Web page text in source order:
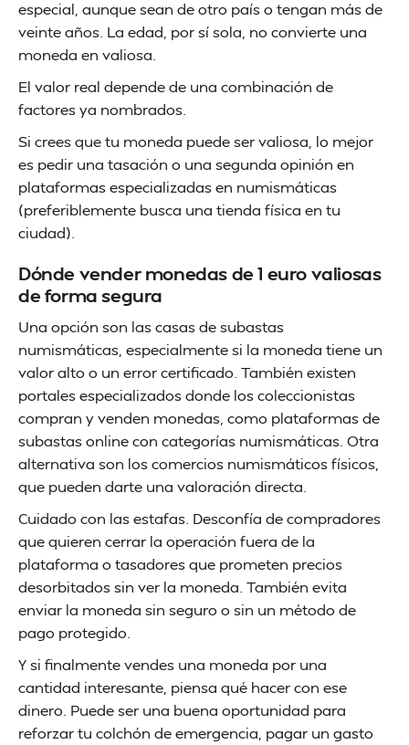
especial, aunque sean de otro país o tengan más de
veinte años. La edad, por sí sola, no convierte una
moneda en valiosa.
El valor real depende de una combinación de
factores ya nombrados.
Si crees que tu moneda puede ser valiosa, lo mejor
es pedir una tasación o una segunda opinión en
plataformas especializadas en numismáticas
(preferiblemente busca una tienda física en tu
ciudad).
Dónde vender monedas de 1 euro valiosas
de forma segura
Una opción son las casas de subastas
numismáticas, especialmente si la moneda tiene un
valor alto o un error certificado. También existen
portales especializados donde los coleccionistas
compran y venden monedas, como plataformas de
subastas online con categorías numismáticas. Otra
alternativa son los comercios numismáticos físicos,
que pueden darte una valoración directa.
Cuidado con las estafas. Desconfía de compradores
que quieren cerrar la operación fuera de la
plataforma o tasadores que prometen precios
desorbitados sin ver la moneda. También evita
enviar la moneda sin seguro o sin un método de
pago protegido.
Y si finalmente vendes una moneda por una
cantidad interesante, piensa qué hacer con ese
dinero. Puede ser una buena oportunidad para
reforzar tu colchón de emergencia, pagar un gasto